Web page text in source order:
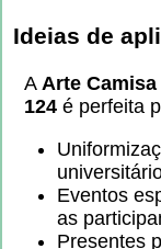
Ideias de
A Arte
124 é perfeita
Eventos
as
Presentes